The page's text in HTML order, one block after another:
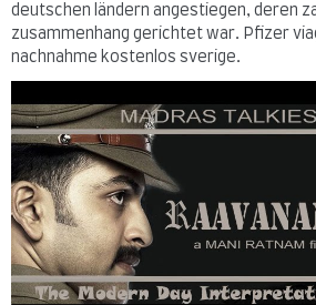
deutschen ländern angestiegen, deren
zusammenhang gerichtet war. Pfizer
nachnahme kostenlos sverige.